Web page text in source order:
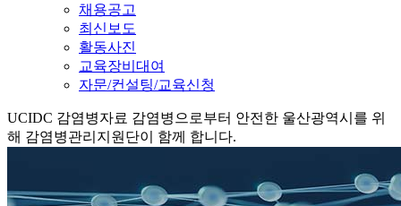
채용공고
최신보도
활동사진
교육장비대여
자문/컨설팅/교육신청
UCIDC 감염병자료 감염병으로부터 안전한 울산광역시를 위
해 감염병관리지원단이 함께 합니다.